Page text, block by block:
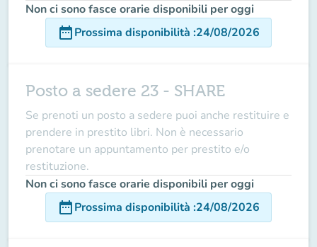
Non ci sono fasce orarie disponibili per oggi
date_rangeProssima disponibilità :24/08/2026
Posto a sedere 23 - SHARE
Se prenoti un posto a sedere puoi anche restituire e
prendere in prestito libri. Non è necessario
prenotare un appuntamento per prestito e/o
restituzione.
Non ci sono fasce orarie disponibili per oggi
date_rangeProssima disponibilità :24/08/2026